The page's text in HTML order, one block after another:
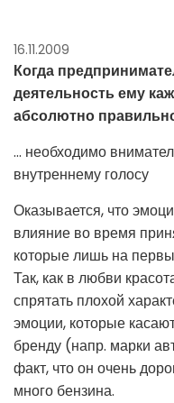
16.11.2009
Когда
деятельность ему
абсолютно
... необходимо
внутреннему голосу
Оказывается, что
влияние во время
которые лишь на
Так, как в любви
спрятать плохой
эмоции, которые
бренду (напр. марки
факт, что он очень
много бензина.